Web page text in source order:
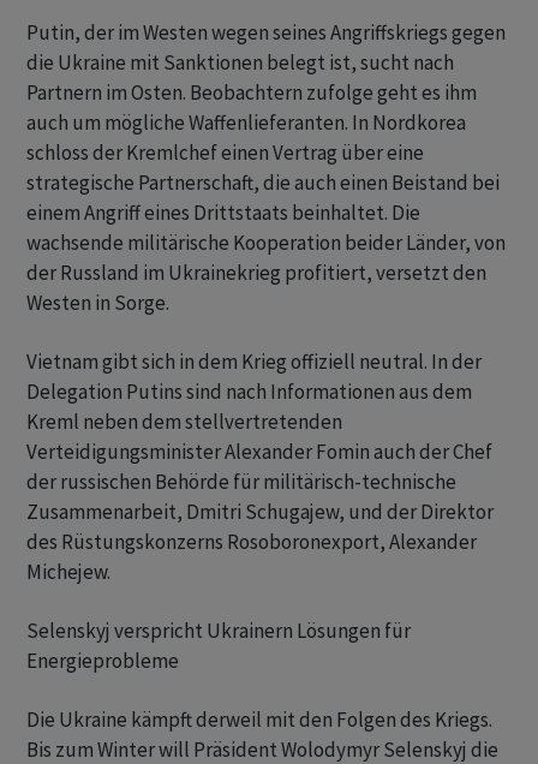
Putin, der im Westen wegen seines Angriffskriegs gegen
die Ukraine mit Sanktionen belegt ist, sucht nach
Partnern im Osten. Beobachtern zufolge geht es ihm
auch um mögliche Waffenlieferanten. In Nordkorea
schloss der Kremlchef einen Vertrag über eine
strategische Partnerschaft, die auch einen Beistand bei
einem Angriff eines Drittstaats beinhaltet. Die
wachsende militärische Kooperation beider Länder, von
der Russland im Ukrainekrieg profitiert, versetzt den
Westen in Sorge.
Vietnam gibt sich in dem Krieg offiziell neutral. In der
Delegation Putins sind nach Informationen aus dem
Kreml neben dem stellvertretenden
Verteidigungsminister Alexander Fomin auch der Chef
der russischen Behörde für militärisch-technische
Zusammenarbeit, Dmitri Schugajew, und der Direktor
des Rüstungskonzerns Rosoboronexport, Alexander
Michejew.
Selenskyj verspricht Ukrainern Lösungen für
Energieprobleme
Die Ukraine kämpft derweil mit den Folgen des Kriegs.
Bis zum Winter will Präsident Wolodymyr Selenskyj die